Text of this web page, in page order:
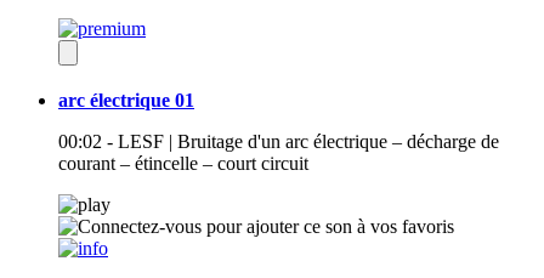
arc électrique 01
00:02 - LESF | Bruitage d'un arc électrique – décharge de
courant – étincelle – court circuit